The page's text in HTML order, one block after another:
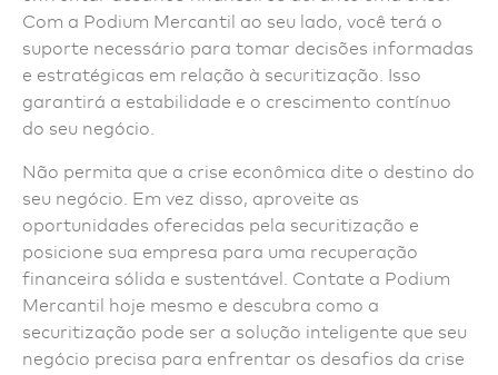
Com a Podium Mercantil ao seu lado, você terá o
suporte necessário para tomar decisões informadas
e estratégicas em relação à securitização. Isso
garantirá a estabilidade e o crescimento contínuo
do seu negócio.
Não permita que a crise econômica dite o destino do
seu negócio. Em vez disso, aproveite as
oportunidades oferecidas pela securitização e
posicione sua empresa para uma recuperação
financeira sólida e sustentável. Contate a Podium
Mercantil hoje mesmo e descubra como a
securitização pode ser a solução inteligente que seu
negócio precisa para enfrentar os desafios da crise